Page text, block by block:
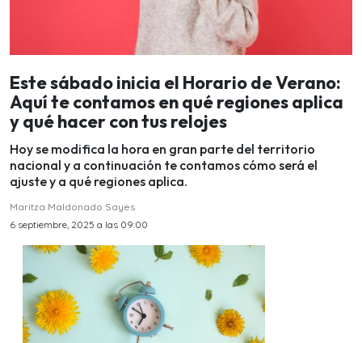
Este sábado inicia el Horario de Verano:
Aquí te contamos en qué regiones aplica
y qué hacer con tus relojes
Hoy se modifica la hora en gran parte del territorio
nacional y a continuación te contamos cómo será el
ajuste y a qué regiones aplica.
Maritza Maldonado Sayes
6 septiembre, 2025 a las 09:00